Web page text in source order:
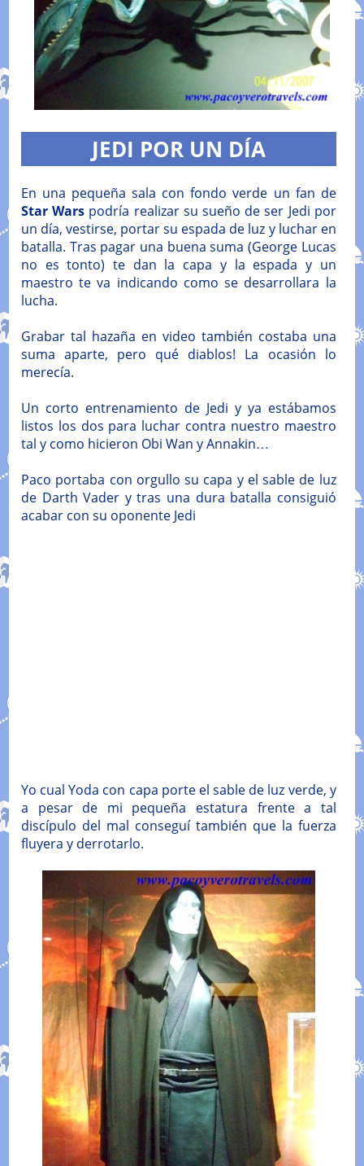
JEDI POR UN DÍA
En una pequeña sala con fondo verde un fan de
Star Wars podría realizar su sueño de ser Jedi por
un día, vestirse, portar su espada de luz y luchar en
batalla. Tras pagar una buena suma (George Lucas
no es tonto) te dan la capa y la espada y un
maestro te va indicando como se desarrollara la
lucha.
Grabar tal hazaña en video también costaba una
suma aparte, pero qué diablos! La ocasión lo
merecía.
Un corto entrenamiento de Jedi y ya estábamos
listos los dos para luchar contra nuestro maestro
tal y como hicieron Obi Wan y Annakin…
Paco portaba con orgullo su capa y el sable de luz
de Darth Vader y tras una dura batalla consiguió
acabar con su oponente Jedi
Yo cual Yoda con capa porte el sable de luz verde, y
a pesar de mi pequeña estatura frente a tal
discípulo del mal conseguí también que la fuerza
fluyera y derrotarlo.